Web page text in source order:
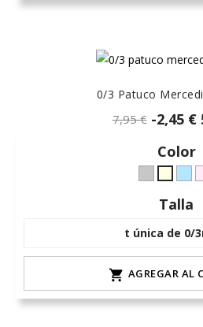
0/3 Patuco
7,95 € -2,45 €
Color
Gris
L- marfil
Talla
 AGREGAR AL